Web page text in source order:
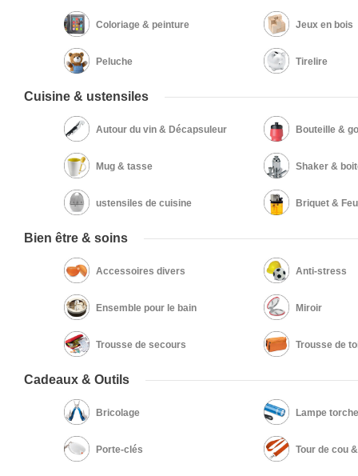
Coloriage & peinture Jeux en bois
Peluche Tirelire
Cuisine & ustensiles
Autour du vin & Décapsuleur Bouteille &
Mug & tasse Shaker &
ustensiles de cuisine Briquet & Feu
Bien être & soins
Accessoires divers Anti-stress
Ensemble pour le bain Miroir
Trousse de secours Trousse de
Cadeaux & Outils
Bricolage Lampe torche
Porte-clés Tour de cou